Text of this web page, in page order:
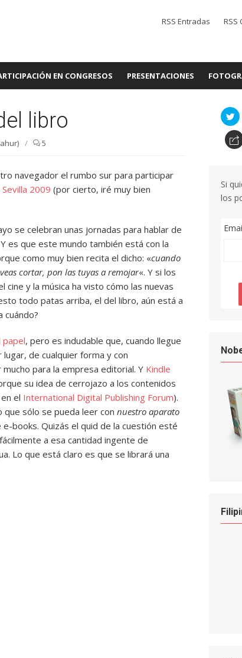
RSS Entradas RSS
EN CONGRESOS PRESENTACIONES
libro
/ 5
navegador el rumbo sur para participar
2009 (por cierto, iré muy bien
se celebran unas jornadas para hablar de
es que este mundo también está con la
como muy bien recita el dicho: «cuando
cortar, pon las tuyas a remojar«. Y si los
cine y la música ha visto cómo las nuevas
todo patas arriba, el del libro, aún está a
cuándo?
papel, pero es indudable que, cuando llegue
de cualquier forma y con
para la empresa editorial. Y Kindle
su idea de cerrojazo a los contenidos
el International Digital Publishing Forum).
sólo se pueda leer con nuestro aparato
books. Quizás el quid de la cuestión esté
a esa cantidad ingente de
Lo que está claro es que se librará una
Si
los